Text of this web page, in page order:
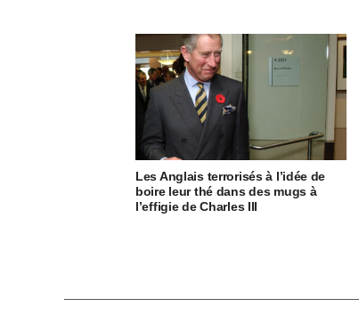
Les Anglais terrorisés à l’idée de
boire leur thé dans des mugs à
l’effigie de Charles III